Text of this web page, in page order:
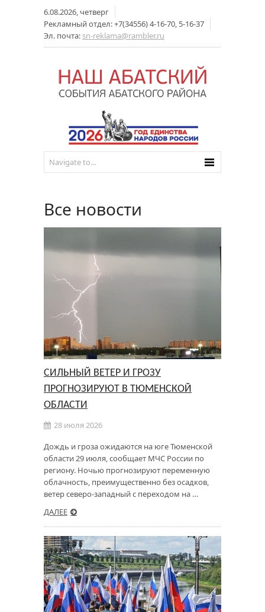
6.08.2026, четверг
Рекламный отдел: +7(34556) 4-16-70, 5-16-37
Эл. почта: sn-reklama@rambler.ru
Все новости
СИЛЬНЫЙ ВЕТЕР И ГРОЗУ
ПРОГНОЗИРУЮТ В ТЮМЕНСКОЙ
ОБЛАСТИ
28 июля 2026
Дождь и гроза ожидаются на юге Тюменской
области 29 июля, сообщает МЧС России по
региону. Ночью прогнозируют переменную
облачность, преимущественно без осадков,
ветер северо-западный с переходом на …
ДАЛЕЕ